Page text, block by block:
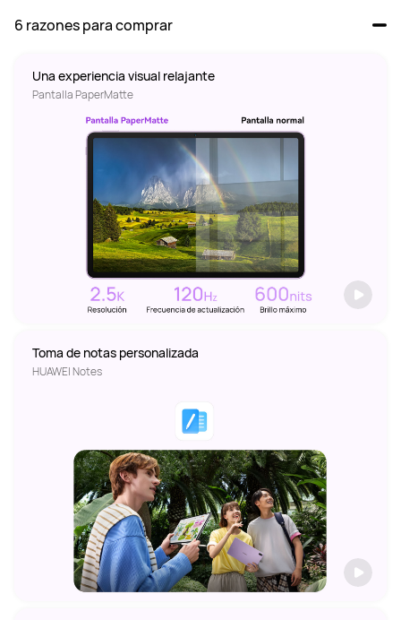
6 razones para comprar
Una experiencia visual relajante
Pantalla PaperMatte
Toma de notas personalizada